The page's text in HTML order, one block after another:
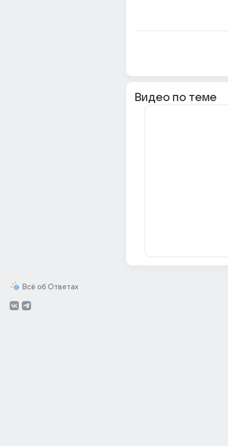
Всё об Ответах
Видео по теме